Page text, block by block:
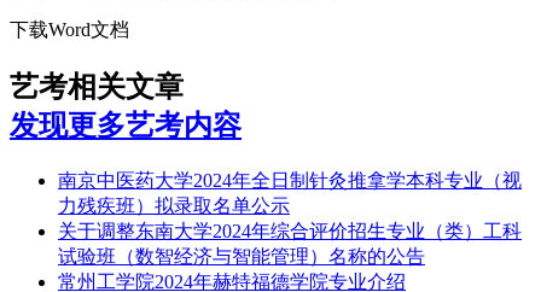
下载Word文档
艺考相关文章
发现更多艺考内容
南京中医药大学2024年全日制针灸推拿学本科专业（视
力残疾班）拟录取名单公示
关于调整东南大学2024年综合评价招生专业（类）工科
试验班（数智经济与智能管理）名称的公告
常州工学院2024年赫特福德学院专业介绍